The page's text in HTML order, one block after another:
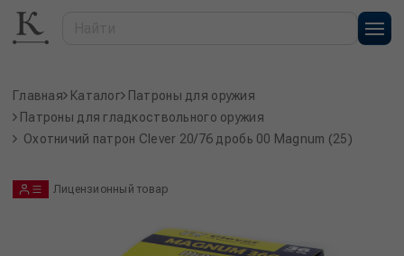
Главная Каталог
Патроны для оружия
Патроны для гладкоствольного оружия
Охотничий патрон Clever 20/76 дробь 00 Magnum (25)
Лицензионный товар